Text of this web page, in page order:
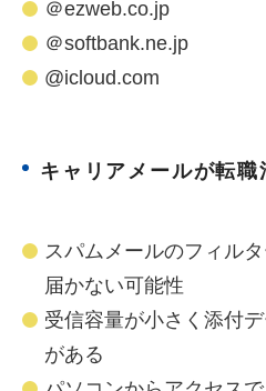
＠ezweb.co.jp
＠softbank.ne.jp
@icloud.com
キャリアメールが転
スパムメールのフィル
届かない可能性
受信容量が小さく添付
がある